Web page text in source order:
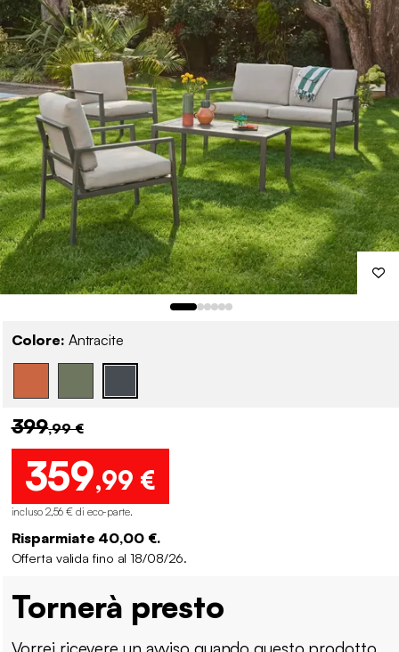
Colore: Antracite
399,99 €
359,99 €
incluso 2,56 € di eco-parte.
Risparmiate 40,00 €.
Offerta valida fino al 18/08/26.
Tornerà presto